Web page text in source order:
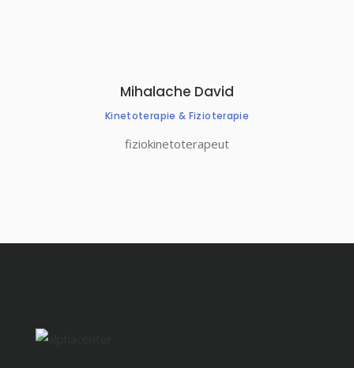
Mihalache David
Kinetoterapie & Fizioterapie
fiziokinetoterapeut